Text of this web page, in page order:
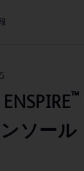
™
ソール